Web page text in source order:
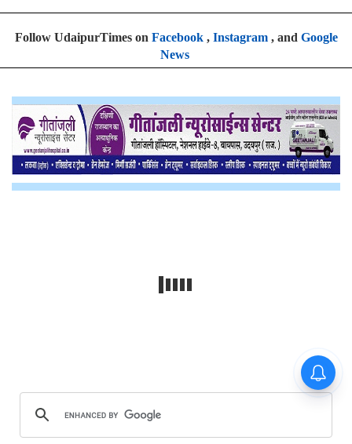
Follow UdaipurTimes on Facebook, Instagram, and Google
News